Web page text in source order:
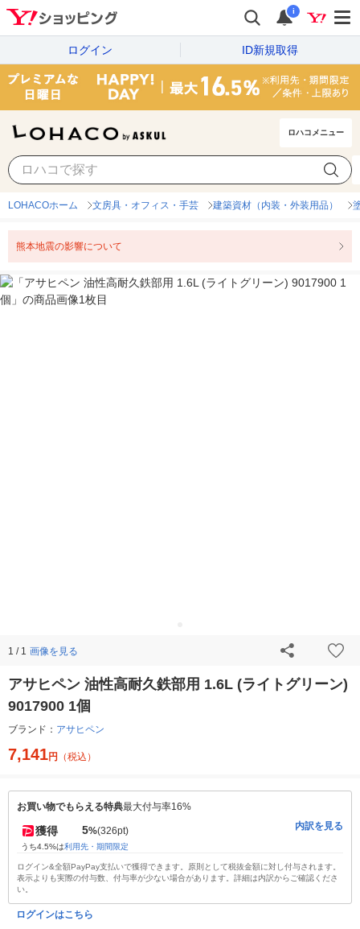
i
ログイン ID新規取得
ロハコメニュー
LOHACOホーム 文房具・オフィス・手芸 建築資材（内装・外装用品）
熊本地震の影響について
1 / 1 画像を見る
アサヒペン 油性高耐久鉄部用 1.6L (ライトグリーン)
9017900 1個
ブランド： アサヒペン
7,141円 （税込）
お買い物でもらえる特典最大付与率16%
獲得 5%(326pt)
うち4.5%は利用先・期間限定
内訳を見る
ログイン&全額PayPay支払いで獲得できます。原則として税抜金額に対し付与されます。
表示よりも実際の付与数、付与率が少ない場合があります。詳細は内訳からご確認くださ
い。
ログインはこちら